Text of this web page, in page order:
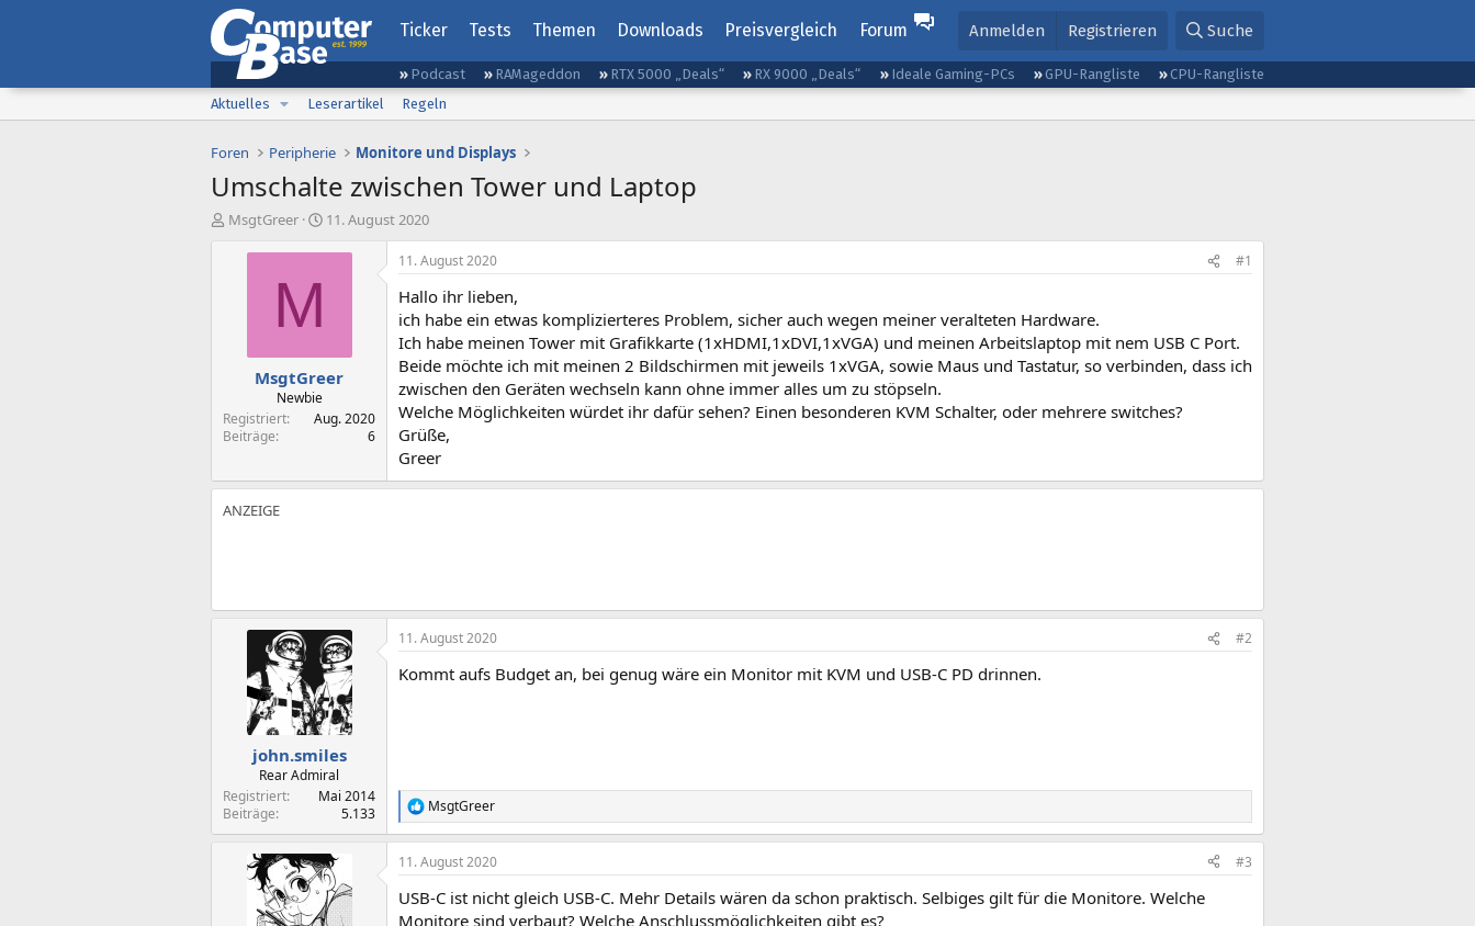
Ticker Tests Themen Downloads Preisvergleich Forum Anmelden Registrieren Suche
Podcast RAMageddon RTX 5000 „Deals“ RX 9000 „Deals“ Ideale Gaming-PCs GPU-Rangliste
CPU-Rangliste
Aktuelles
Leserartikel Regeln
Foren Peripherie Monitore und Displays
Umschalte zwischen Tower und Laptop
E
MsgtGreer
E
s
t
a
11. August 2020
M
MsgtGreer
Newbie
Registriert
Aug. 2020
Beiträge
6
11. August 2020 #1
Hallo ihr lieben,
ich habe ein etwas komplizierteres Problem, sicher auch wegen meiner veralteten Hardware.
Ich habe meinen Tower mit Grafikkarte (1xHDMI,1xDVI,1xVGA) und meinen Arbeitslaptop mit nem USB C Port.
Beide möchte ich mit meinen 2 Bildschirmen mit jeweils 1xVGA, sowie Maus und Tastatur, so verbinden, dass ich
zwischen den Geräten wechseln kann ohne immer alles um zu stöpseln.
Welche Möglichkeiten würdet ihr dafür sehen? Einen besonderen KVM Schalter, oder mehrere switches?
Grüße,
Greer
john.smiles
Rear Admiral
Registriert
Mai 2014
Beiträge
5.133
11. August 2020 #2
Kommt aufs Budget an, bei genug wäre ein Monitor mit KVM und USB-C PD drinnen.
R
e
a
k
i
o
MsgtGreer
11. August 2020 #3
USB-C ist nicht gleich USB-C. Mehr Details wären da schon praktisch. Selbiges gilt für die Monitore. Welche
Monitore sind verbaut? Welche Anschlussmöglichkeiten gibt es?